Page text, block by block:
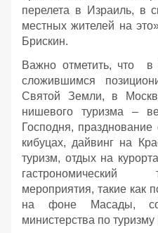
перелета в Израиль, в
местных жителей на
Брискин.
Важно отметить, что в
сложившимся
Святой Земли, в
нишевого туризма –
Господня, празднование
кибуцах, дайвинг на
туризм, отдых на
гастрономический
мероприятия, такие как
на фоне Масады,
министерства по